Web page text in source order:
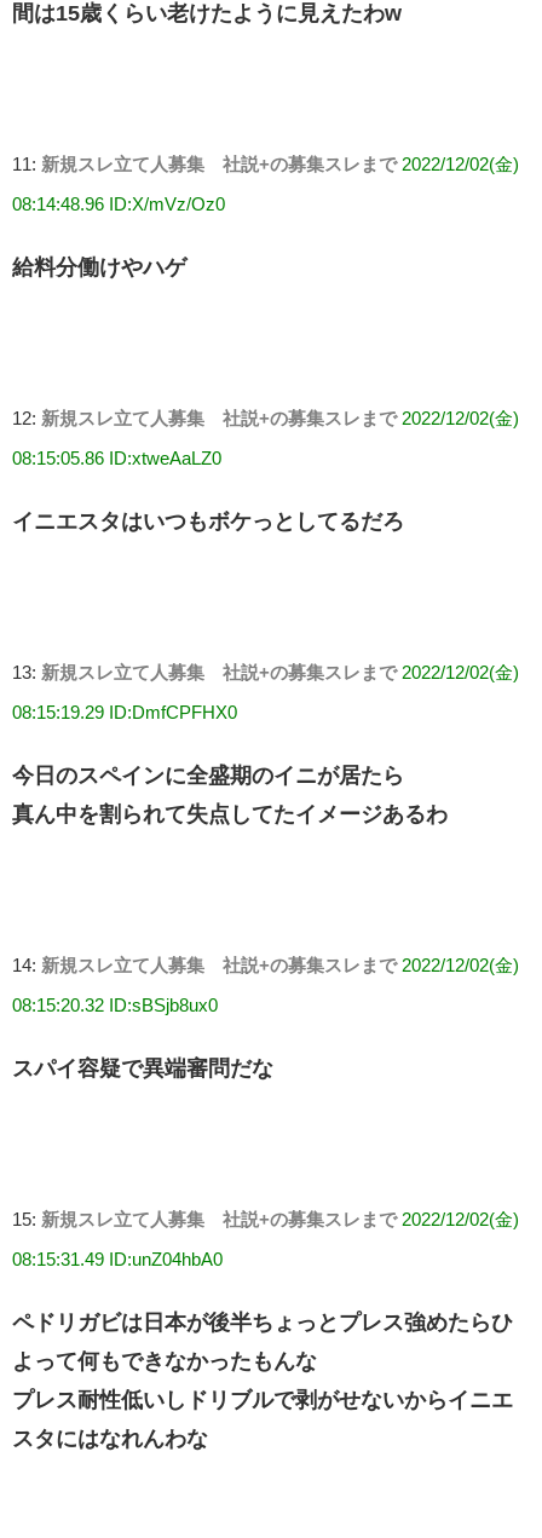
間は15歳くらい老けたように見えたわw
11: 新規スレ立て人募集 社説+の募集スレまで 2022/12/02(金)
08:14:48.96 ID:X/mVz/Oz0
給料分働けやハゲ
12: 新規スレ立て人募集 社説+の募集スレまで 2022/12/02(金)
08:15:05.86 ID:xtweAaLZ0
イニエスタはいつもボケっとしてるだろ
13: 新規スレ立て人募集 社説+の募集スレまで 2022/12/02(金)
08:15:19.29 ID:DmfCPFHX0
今日のスペインに全盛期のイニが居たら
真ん中を割られて失点してたイメージあるわ
14: 新規スレ立て人募集 社説+の募集スレまで 2022/12/02(金)
08:15:20.32 ID:sBSjb8ux0
スパイ容疑で異端審問だな
15: 新規スレ立て人募集 社説+の募集スレまで 2022/12/02(金)
08:15:31.49 ID:unZ04hbA0
ペドリガビは日本が後半ちょっとプレス強めたらひ
よって何もできなかったもんな
プレス耐性低いしドリブルで剥がせないからイニエ
スタにはなれんわな